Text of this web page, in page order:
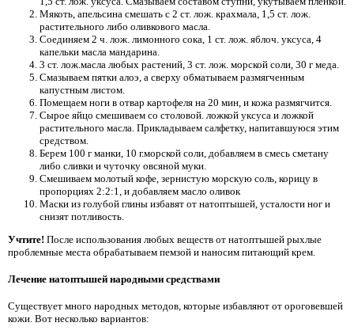
Мякоть, апельсина смешать с 2 ст. лож. крахмала, 1,5 ст. лож.
растительного либо оливкового масла.
Соединяем 2 ч. лож. лимонного сока, 1 ст. лож. яблоч. уксуса, 4
капельки масла мандарина.
3 ст. лож.масла любых растений, 3 ст. лож. морской соли, 30 г меда.
Смазываем пятки алоэ, а сверху обматываем размягченным
капустным листом.
Помещаем ноги в отвар картофеля на 20 мин, и кожа размягчится.
Сырое яйцо смешиваем со столовой. ложкой уксуса и ложкой
растительного масла. Прикладываем салфетку, напитавшуюся этим
средством.
Берем 100 г манки, 10 г.морской соли, добавляем в смесь сметану
либо сливки и чуточку овсяной муки.
Смешиваем молотый кофе, зернистую морскую соль, корицу в
пропорциях 2:2:1, и добавляем масло оливок
Маски из голубой глины избавят от натоптышей, усталости ног и
снизят потливость.
Учтите! После использования любых веществ от натоптышей рыхлые
проблемные места обрабатываем пемзой и наносим питающий крем.
Лечение натоптышей народными средствами
Существует много народных методов, которые избавляют от ороговевшей
кожи. Вот несколько вариантов: